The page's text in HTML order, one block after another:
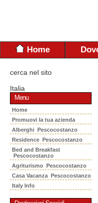
Home
cerca nel sito
Italia
Menu
Home
Promuovi la tua azienda
Alberghi Pescocostanzo
Residence Pescocostanzo
Bed and Breakfast
Pescocostanzo
Agriturismo Pescocostanzo
Casa Vacanza Pescocostanzo
Italy Info